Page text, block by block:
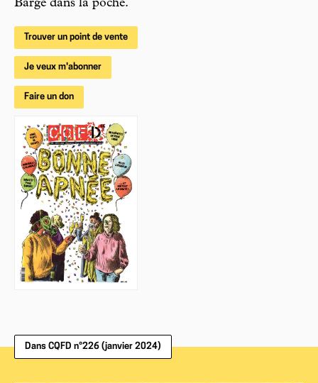
Barge dans la poche.
Trouver un point de vente
Je veux m'abonner
Faire un don
Dans CQFD n°226 (janvier 2024)